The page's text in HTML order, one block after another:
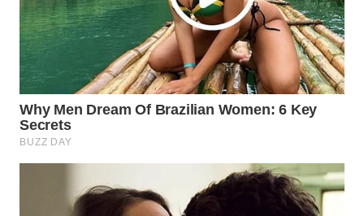
UMKM
WAHANA
SELEB
WAHANA
PERSONA
OTOMOTIF